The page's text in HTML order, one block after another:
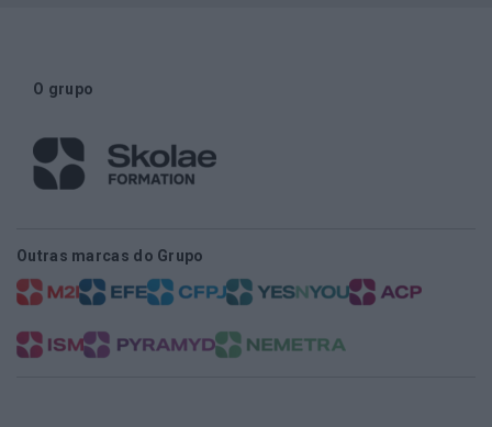
O grupo
Outras marcas do Grupo